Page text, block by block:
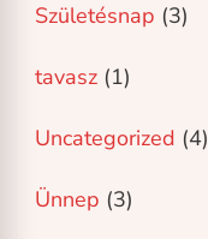
Születésnap (3)
tavasz (1)
Uncategorized (4)
Ünnep (3)